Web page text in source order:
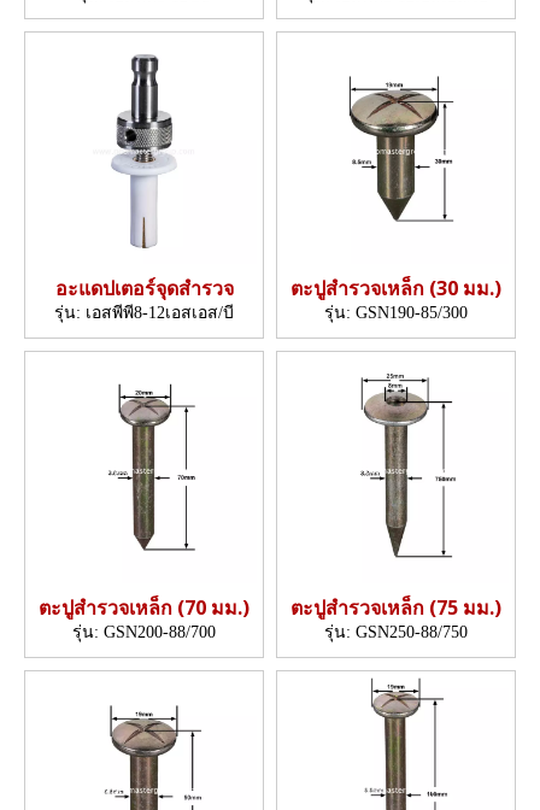
อะแดปเตอร์จุดสำรวจ
รุ่น: เอสพีพี8-12เอสเอส/บี
ตะปูสำรวจเหล็ก (30 มม.)
รุ่น: GSN190-85/300
ตะปูสำรวจเหล็ก (70 มม.)
รุ่น: GSN200-88/700
ตะปูสำรวจเหล็ก (75 มม.)
รุ่น: GSN250-88/750